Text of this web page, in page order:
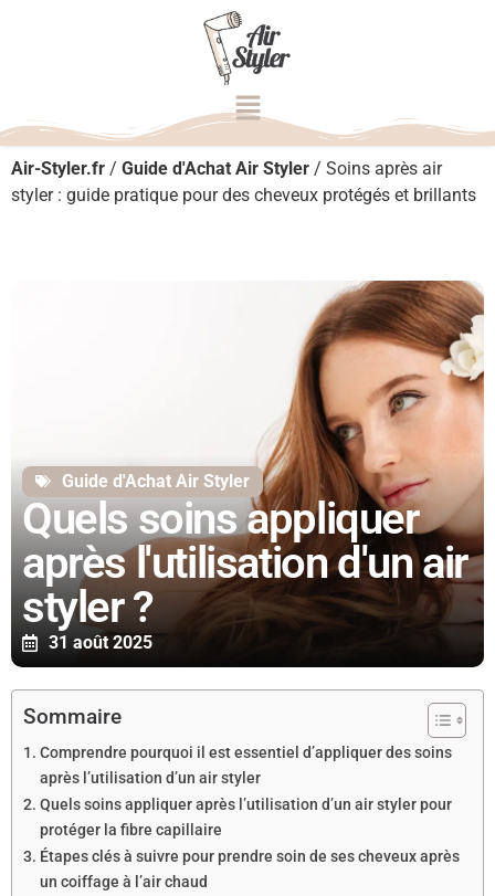
Air-Styler.fr / Guide d'Achat Air Styler / Soins après air
styler : guide pratique pour des cheveux protégés et brillants
Guide d'Achat Air Styler
Quels soins appliquer
après l'utilisation d'un air
styler ?
31 août 2025
Sommaire
Comprendre pourquoi il est essentiel d’appliquer des soins
après l’utilisation d’un air styler
Quels soins appliquer après l’utilisation d’un air styler pour
protéger la fibre capillaire
Étapes clés à suivre pour prendre soin de ses cheveux après
un coiffage à l’air chaud